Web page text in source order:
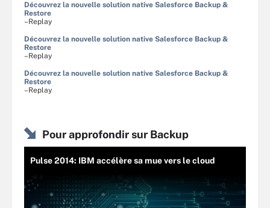
Découvrez la nouvelle solution native Salesforce Backup &
Restore
–Replay
Découvrez la nouvelle solution native Salesforce Backup &
Restore
–Replay
Découvrez la nouvelle solution native Salesforce Backup &
Restore
–Replay
Pour approfondir sur Backup
Pulse 2014: IBM accélère sa mue vers le cloud